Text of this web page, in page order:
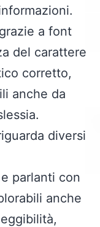
a font
del carattere
corretto,
anche da
diversi
parlanti con
anche